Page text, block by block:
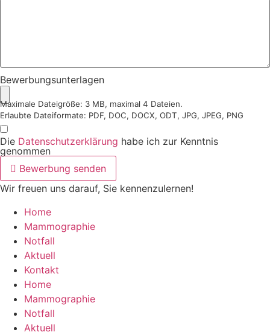
Bewerbungsunterlagen
Maximale Dateigröße: 3 MB, maximal 4 Dateien.
Erlaubte Dateiformate: PDF, DOC, DOCX, ODT, JPG, JPEG, PNG
Die Datenschutzerklärung habe ich zur Kenntnis
genommen
Bewerbung senden
Wir freuen uns darauf, Sie kennenzulernen!
Home
Mammographie
Notfall
Aktuell
Kontakt
Home
Mammographie
Notfall
Aktuell